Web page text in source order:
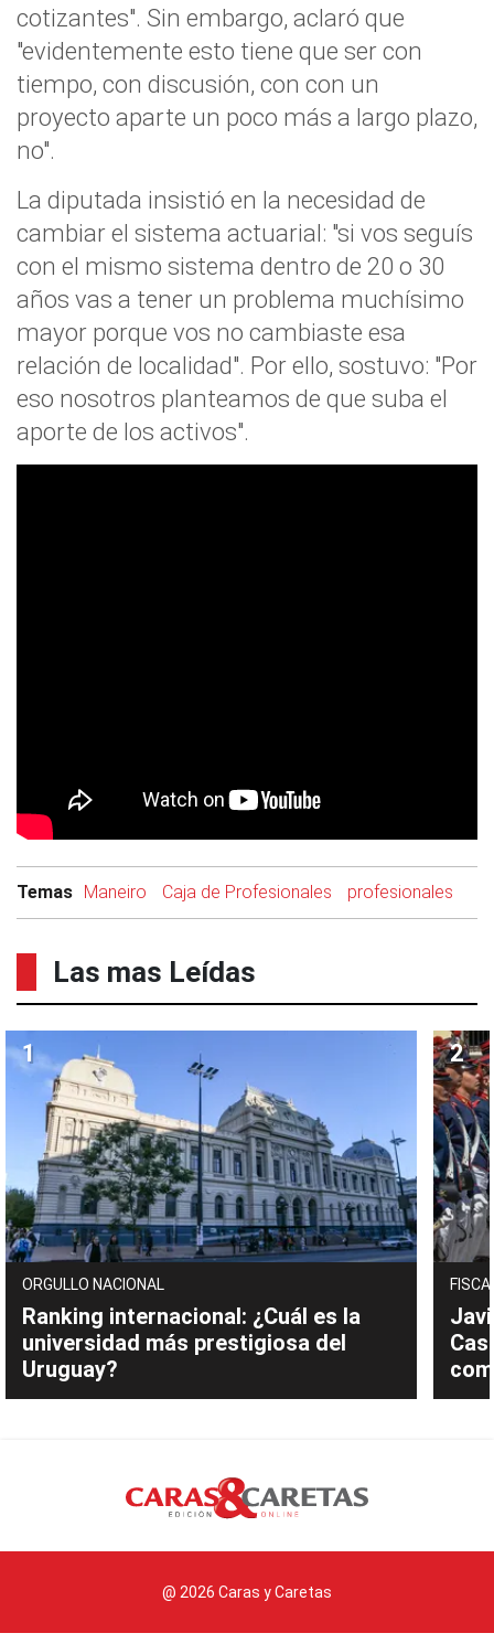
cotizantes". Sin embargo, aclaró que
"evidentemente esto tiene que ser con
tiempo, con discusión, con con un
proyecto aparte un poco más a largo plazo,
no".
La diputada insistió en la necesidad de
cambiar el sistema actuarial: "si vos seguís
con el mismo sistema dentro de 20 o 30
años vas a tener un problema muchísimo
mayor porque vos no cambiaste esa
relación de localidad". Por ello, sostuvo: "Por
eso nosotros planteamos de que suba el
aporte de los activos".
Temas Maneiro Caja de Profesionales profesionales
Las mas Leídas
ORGULLO NACIONAL
Ranking internacional: ¿Cuál es la
universidad más prestigiosa del
Uruguay?
@ 2026 Caras y Caretas